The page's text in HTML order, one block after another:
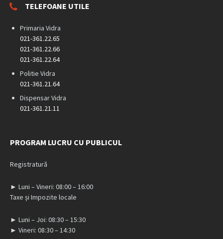
TELEFOANE UTILE
Primaria Vidra
021-361.22.65
021-361.22.66
021-361.22.64
Politie Vidra
021-361.21.64
Dispensar Vidra
021-361.21.11
PROGRAM LUCRU CU PUBLICUL
Registratură
► Luni – Vineri: 08:00 – 16:00
Taxe și Impozite locale
► Luni – Joi: 08:30 – 15:30
► Vineri: 08:30 – 14:30